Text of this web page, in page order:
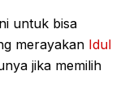
untuk bisa
merayakan Idul
jika memilih